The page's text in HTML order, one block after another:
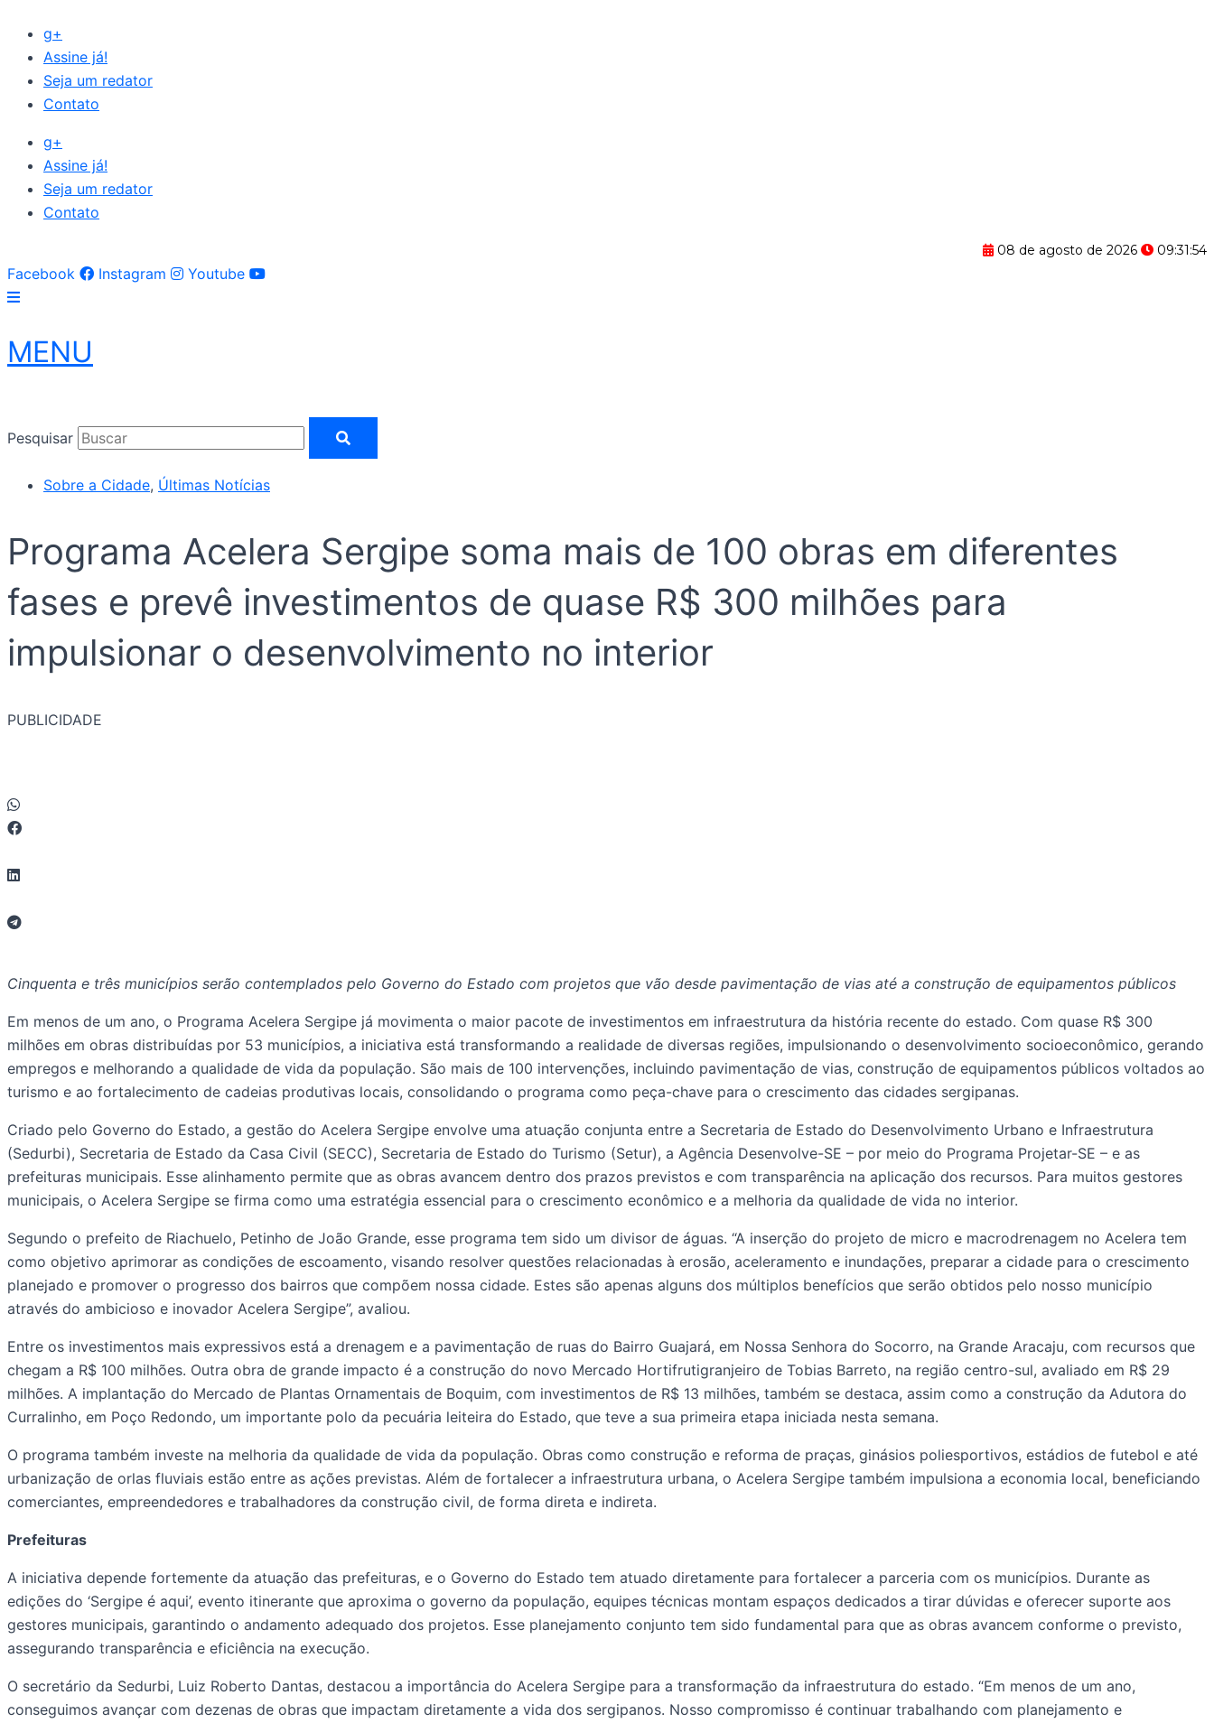
para
conteúdo
g+
Assine já!
Seja um redator
Contato
g+
Assine já!
Seja um redator
Contato
08 de agosto de 2026 09:31:55
Facebook Instagram Youtube
MENU
Pesquisar
Sobre a Cidade, Últimas Notícias
Programa Acelera Sergipe soma mais de 100 obras em diferentes
fases e prevê investimentos de quase R$ 300 milhões para
impulsionar o desenvolvimento no interior
PUBLICIDADE
Cinquenta e três municípios serão contemplados pelo Governo do Estado com projetos que vão desde pavimentação de vias até a construção de equipamentos públicos
Em menos de um ano, o Programa Acelera Sergipe já movimenta o maior pacote de investimentos em infraestrutura da história recente do estado. Com quase R$ 300
milhões em obras distribuídas por 53 municípios, a iniciativa está transformando a realidade de diversas regiões, impulsionando o desenvolvimento socioeconômico, gerando
empregos e melhorando a qualidade de vida da população. São mais de 100 intervenções, incluindo pavimentação de vias, construção de equipamentos públicos voltados ao
turismo e ao fortalecimento de cadeias produtivas locais, consolidando o programa como peça-chave para o crescimento das cidades sergipanas.
Criado pelo Governo do Estado, a gestão do Acelera Sergipe envolve uma atuação conjunta entre a Secretaria de Estado do Desenvolvimento Urbano e Infraestrutura
(Sedurbi), Secretaria de Estado da Casa Civil (SECC), Secretaria de Estado do Turismo (Setur), a Agência Desenvolve-SE – por meio do Programa Projetar-SE – e as
prefeituras municipais. Esse alinhamento permite que as obras avancem dentro dos prazos previstos e com transparência na aplicação dos recursos. Para muitos gestores
municipais, o Acelera Sergipe se firma como uma estratégia essencial para o crescimento econômico e a melhoria da qualidade de vida no interior.
Segundo o prefeito de Riachuelo, Petinho de João Grande, esse programa tem sido um divisor de águas. “A inserção do projeto de micro e macrodrenagem no Acelera tem
como objetivo aprimorar as condições de escoamento, visando resolver questões relacionadas à erosão, aceleramento e inundações, preparar a cidade para o crescimento
planejado e promover o progresso dos bairros que compõem nossa cidade. Estes são apenas alguns dos múltiplos benefícios que serão obtidos pelo nosso município
através do ambicioso e inovador Acelera Sergipe”, avaliou.
Entre os investimentos mais expressivos está a drenagem e a pavimentação de ruas do Bairro Guajará, em Nossa Senhora do Socorro, na Grande Aracaju, com recursos que
chegam a R$ 100 milhões. Outra obra de grande impacto é a construção do novo Mercado Hortifrutigranjeiro de Tobias Barreto, na região centro-sul, avaliado em R$ 29
milhões. A implantação do Mercado de Plantas Ornamentais de Boquim, com investimentos de R$ 13 milhões, também se destaca, assim como a construção da Adutora do
Curralinho, em Poço Redondo, um importante polo da pecuária leiteira do Estado, que teve a sua primeira etapa iniciada nesta semana.
O programa também investe na melhoria da qualidade de vida da população. Obras como construção e reforma de praças, ginásios poliesportivos, estádios de futebol e até
urbanização de orlas fluviais estão entre as ações previstas. Além de fortalecer a infraestrutura urbana, o Acelera Sergipe também impulsiona a economia local, beneficiando
comerciantes, empreendedores e trabalhadores da construção civil, de forma direta e indireta.
Prefeituras
A iniciativa depende fortemente da atuação das prefeituras, e o Governo do Estado tem atuado diretamente para fortalecer a parceria com os municípios. Durante as
edições do ‘Sergipe é aqui’, evento itinerante que aproxima o governo da população, equipes técnicas montam espaços dedicados a tirar dúvidas e oferecer suporte aos
gestores municipais, garantindo o andamento adequado dos projetos. Esse planejamento conjunto tem sido fundamental para que as obras avancem conforme o previsto,
assegurando transparência e eficiência na execução.
O secretário da Sedurbi, Luiz Roberto Dantas, destacou a importância do Acelera Sergipe para a transformação da infraestrutura do estado. “Em menos de um ano,
conseguimos avançar com dezenas de obras que impactam diretamente a vida dos sergipanos. Nosso compromisso é continuar trabalhando com planejamento e